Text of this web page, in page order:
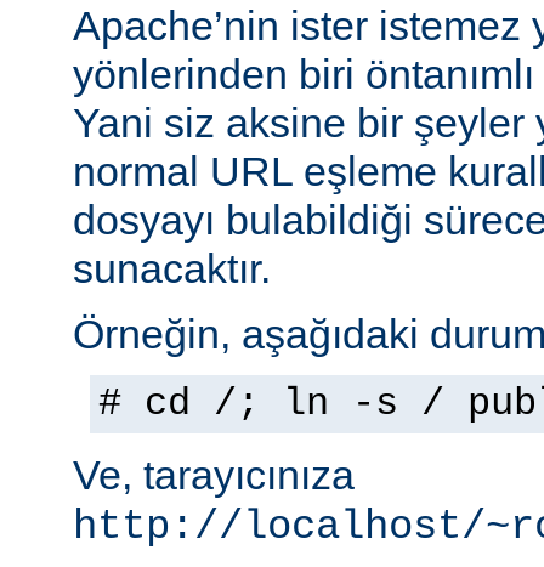
Apache’nin ister istemez
yönlerinden biri
Yani siz aksine bir şeyler
normal URL eşleme
dosyayı bulabildiği
sunacaktır.
Örneğin, aşağıdaki
# cd /; ln -s /
Ve, tarayıcınıza
http://localhost/